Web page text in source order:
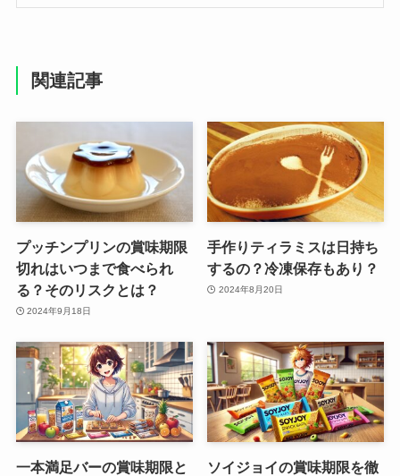
関連記事
プッチンプリンの賞味期限
切れはいつまで食べられ
る？そのリスクとは？
2024年9月18日
手作りティラミスは日持ち
するの？冷凍保存もあり？
2024年8月20日
一本満足バーの賞味期限と
ソイジョイの賞味期限を徹